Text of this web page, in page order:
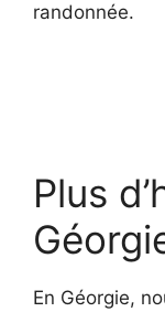
randonnée.
Plus
En Géorgie,